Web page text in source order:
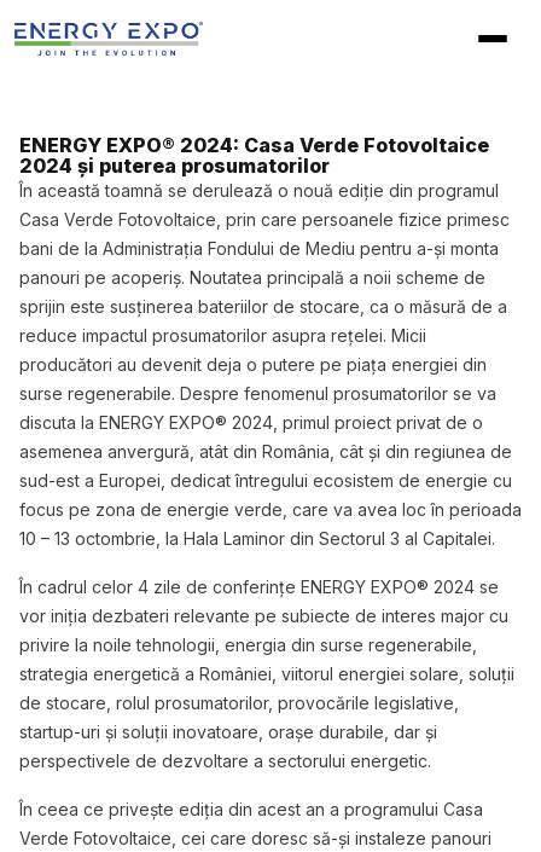
to
ENERGY EXPO® 2024: Casa Verde Fotovoltaice
2024 și puterea prosumatorilor
În această toamnă se derulează o nouă ediție din programul
Casa Verde Fotovoltaice, prin care persoanele fizice primesc
bani de la Administrația Fondului de Mediu pentru a-și monta
panouri pe acoperiș. Noutatea principală a noii scheme de
sprijin este susținerea bateriilor de stocare, ca o măsură de a
reduce impactul prosumatorilor asupra rețelei. Micii
producători au devenit deja o putere pe piața energiei din
surse regenerabile. Despre fenomenul prosumatorilor se va
discuta la ENERGY EXPO® 2024, primul proiect privat de o
asemenea anvergură, atât din România, cât și din regiunea de
sud-est a Europei, dedicat întregului ecosistem de energie cu
focus pe zona de energie verde, care va avea loc în perioada
10 – 13 octombrie, la Hala Laminor din Sectorul 3 al Capitalei.
În cadrul celor 4 zile de conferințe ENERGY EXPO® 2024 se
vor iniția dezbateri relevante pe subiecte de interes major cu
privire la noile tehnologii, energia din surse regenerabile,
strategia energetică a României, viitorul energiei solare, soluții
de stocare, rolul prosumatorilor, provocările legislative,
startup-uri și soluții inovatoare, orașe durabile, dar și
perspectivele de dezvoltare a sectorului energetic.
În ceea ce privește ediția din acest an a programului Casa
Verde Fotovoltaice, cei care doresc să-și instaleze panouri